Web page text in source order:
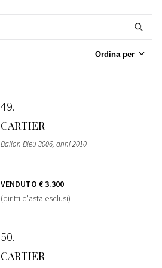
Ordina per
49
CARTIER
Ballon Bleu 3006, anni 2010
VENDUTO € 3.300
(diritti d'asta esclusi)
50
CARTIER